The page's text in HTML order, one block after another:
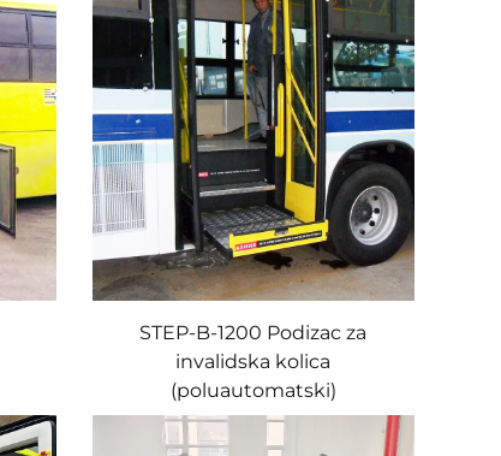
STEP-B-1200 Podizac za
invalidska kolica
(poluautomatski)